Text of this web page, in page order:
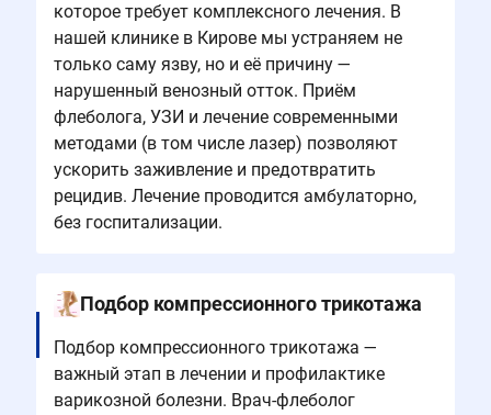
которое требует комплексного лечения. В
нашей клинике в Кирове мы устраняем не
только саму язву, но и её причину —
нарушенный венозный отток. Приём
флеболога, УЗИ и лечение современными
методами (в том числе лазер) позволяют
ускорить заживление и предотвратить
рецидив. Лечение проводится амбулаторно,
без госпитализации.
Подбор компрессионного трикотажа
Подбор компрессионного трикотажа —
важный этап в лечении и профилактике
варикозной болезни. Врач-флеболог